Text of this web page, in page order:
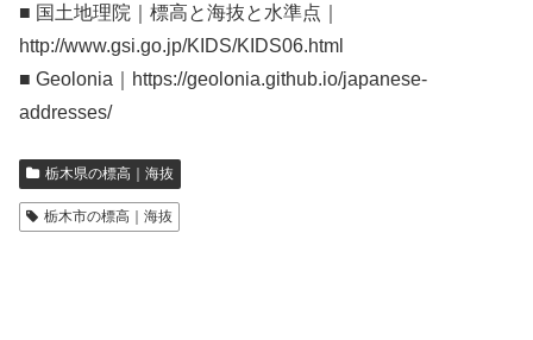
■ 国土地理院｜標高と海抜と水準点｜
http://www.gsi.go.jp/KIDS/KIDS06.html
■ Geolonia｜https://geolonia.github.io/japanese-
addresses/
栃木県の標高｜海抜
栃木市の標高｜海抜